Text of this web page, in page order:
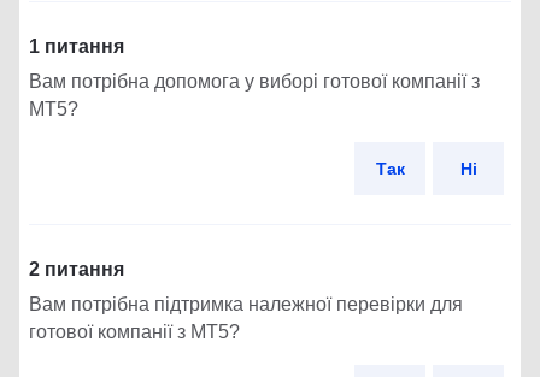
1 питання
Вам потрібна допомога у виборі готової компанії з
MT5?
Так Ні
2 питання
Вам потрібна підтримка належної перевірки для
готової компанії з MT5?